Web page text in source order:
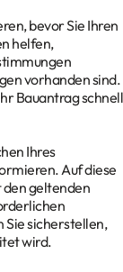
bevor Sie Ihren
helfen,
vorhanden sind.
Bauantrag schnell
Ihres
Auf diese
den geltenden
Sie sicherstellen,
wird.